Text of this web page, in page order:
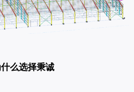
么选择秉诚